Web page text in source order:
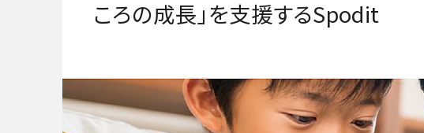
ころの成長」を支援するSpodit